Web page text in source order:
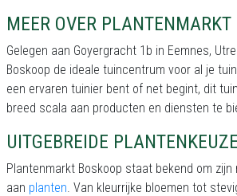
MEER OVER PLANTENMARKT
Gelegen aan Goyergracht 1b in Eemnes,
Boskoop de ideale tuincentrum voor al je
een ervaren tuinier bent of net begint, dit
breed scala aan producten en diensten te
UITGEBREIDE PLANTENKEUZE
Plantenmarkt Boskoop staat bekend om
aan planten. Van kleurrijke bloemen tot